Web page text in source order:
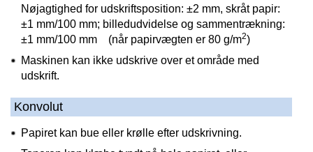
Nøjagtighed for udskriftsposition: ±2 mm, skråt papir:
±1 mm/100 mm; billedudvidelse og sammentrækning:
±1 mm/100 mm (når papirvægten er 80 g/m2)
Maskinen kan ikke udskrive over et område med
udskrift.
Konvolut
Papiret kan bue eller krølle efter udskrivning.